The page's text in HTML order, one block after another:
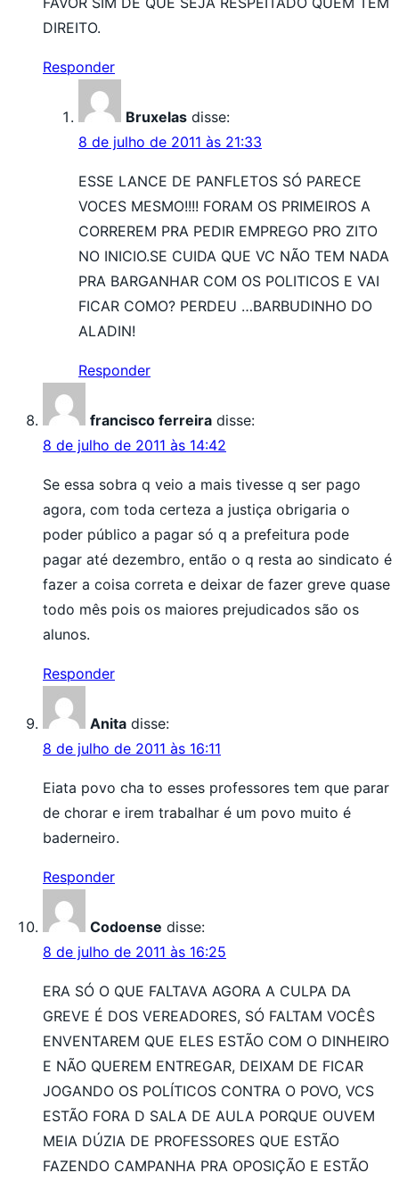
DIREITO.
Responder
Bruxelas disse:
8 de julho de 2011 às 21:33
ESSE LANCE DE PANFLETOS SÓ PARECE
VOCES MESMO!!!! FORAM OS PRIMEIROS A
CORREREM PRA PEDIR EMPREGO PRO ZITO
NO INICIO.SE CUIDA QUE VC NÃO TEM NADA
PRA BARGANHAR COM OS POLITICOS E VAI
FICAR COMO? PERDEU …BARBUDINHO DO
ALADIN!
Responder
francisco ferreira disse:
8 de julho de 2011 às 14:42
Se essa sobra q veio a mais tivesse q ser pago
agora, com toda certeza a justiça obrigaria o
poder público a pagar só q a prefeitura pode
pagar até dezembro, então o q resta ao sindicato é
fazer a coisa correta e deixar de fazer greve quase
todo mês pois os maiores prejudicados são os
alunos.
Responder
Anita disse:
8 de julho de 2011 às 16:11
Eiata povo cha to esses professores tem que parar
de chorar e irem trabalhar é um povo muito é
baderneiro.
Responder
Codoense disse:
8 de julho de 2011 às 16:25
ERA SÓ O QUE FALTAVA AGORA A CULPA DA
GREVE É DOS VEREADORES, SÓ FALTAM VOCÊS
ENVENTAREM QUE ELES ESTÃO COM O DINHEIRO
E NÃO QUEREM ENTREGAR, DEIXAM DE FICAR
JOGANDO OS POLÍTICOS CONTRA O POVO, VCS
ESTÃO FORA D SALA DE AULA PORQUE OUVEM
MEIA DÚZIA DE PROFESSORES QUE ESTÃO
FAZENDO CAMPANHA PRA OPOSIÇÃO E ESTÃO